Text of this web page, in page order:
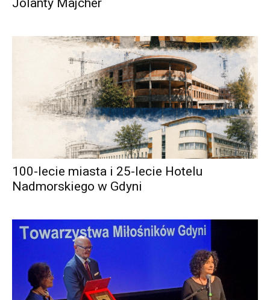
Jolanty Majcher
100-lecie miasta i 25-lecie Hotelu
Nadmorskiego w Gdyni